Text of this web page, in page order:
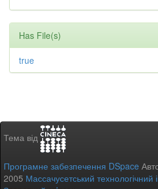
Has File(s)
true
Тема від
Програмне забезпечення DSpace
2005 Массачусетський технологічний